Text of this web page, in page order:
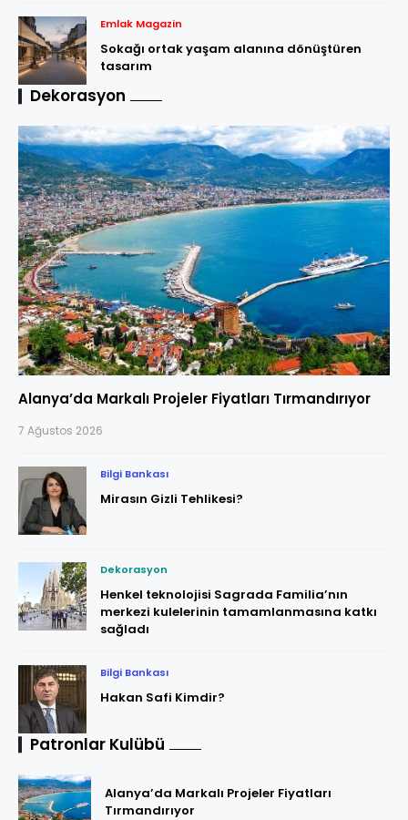
Emlak Magazin
Sokağı ortak yaşam alanına dönüştüren
tasarım
Dekorasyon
Alanya’da Markalı Projeler Fiyatları Tırmandırıyor
7 Ağustos 2026
Bilgi Bankası
Mirasın Gizli Tehlikesi?
Dekorasyon
Henkel teknolojisi Sagrada Familia’nın
merkezi kulelerinin tamamlanmasına katkı
sağladı
Bilgi Bankası
Hakan Safi Kimdir?
Patronlar Kulübü
Alanya’da Markalı Projeler Fiyatları
Tırmandırıyor